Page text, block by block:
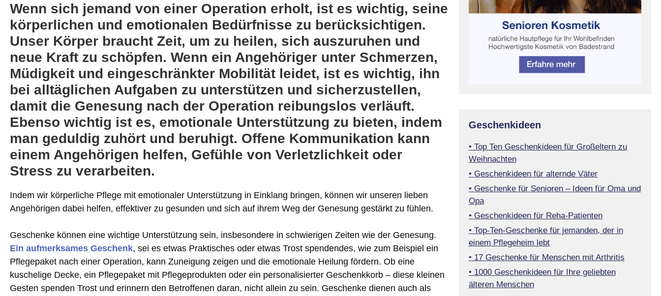
Wenn sich jemand von einer Operation erholt, ist es wichtig, seine
körperlichen und emotionalen Bedürfnisse zu berücksichtigen.
Unser Körper braucht Zeit, um zu heilen, sich auszuruhen und
neue Kraft zu schöpfen. Wenn ein Angehöriger unter Schmerzen,
Müdigkeit und eingeschränkter Mobilität leidet, ist es wichtig, ihn
bei alltäglichen Aufgaben zu unterstützen und sicherzustellen,
damit die Genesung nach der Operation reibungslos verläuft.
Ebenso wichtig ist es, emotionale Unterstützung zu bieten, indem
man geduldig zuhört und beruhigt. Offene Kommunikation kann
einem Angehörigen helfen, Gefühle von Verletzlichkeit oder
Stress zu verarbeiten.
Indem wir körperliche Pflege mit emotionaler Unterstützung in Einklang bringen, können wir unseren lieben
Angehörigen dabei helfen, effektiver zu gesunden und sich auf ihrem Weg der Genesung gestärkt zu fühlen.
Geschenke können eine wichtige Unterstützung sein, insbesondere in schwierigen Zeiten wie der Genesung.
Ein aufmerksames Geschenk, sei es etwas Praktisches oder etwas Trost spendendes, wie zum Beispiel ein
Pflegepaket nach einer Operation, kann Zuneigung zeigen und die emotionale Heilung fördern. Ob eine
kuschelige Decke, ein Pflegepaket mit Pflegeprodukten oder ein personalisierter Geschenkkorb – diese kleinen
Gesten spenden Trost und erinnern den Betroffenen daran, nicht allein zu sein. Geschenke dienen auch als
Geschenkideen
• Top Ten Geschenkideen für Großeltern zu
Weihnachten
• Geschenkideen für alternde Väter
• Geschenke für Senioren – Ideen für Oma und
Opa
• Geschenkideen für Reha-Patienten
• Top-Ten-Geschenke für jemanden, der in
einem Pflegeheim lebt
• 17 Geschenke für Menschen mit Arthritis
• 1000 Geschenkideen für Ihre geliebten
älteren Menschen